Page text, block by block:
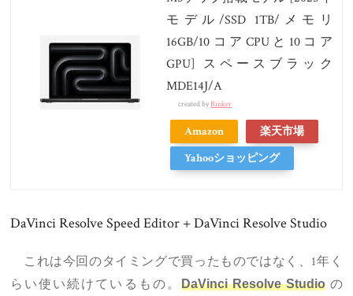
モデル/SSD 1TB/メモリ
16GB/10コアCPUと10コア
GPU] スペースブラック
MDE14J/A
created byRinker
Amazon
楽天市場
Yahooショッピング
DaVinci Resolve Speed Editor + DaVinci Resolve Studio
これは今回のタイミングで買ったものではなく、1年く
らい使い続けているもの。
DaVinci Resolve Studioの